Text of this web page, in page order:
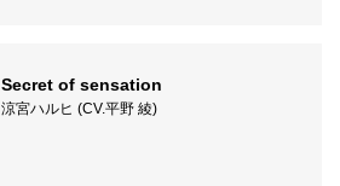
Secret of sensation
涼宮ハルヒ (CV.平野 綾)